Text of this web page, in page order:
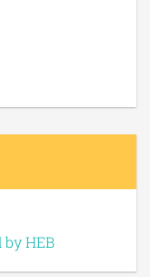
by HEB